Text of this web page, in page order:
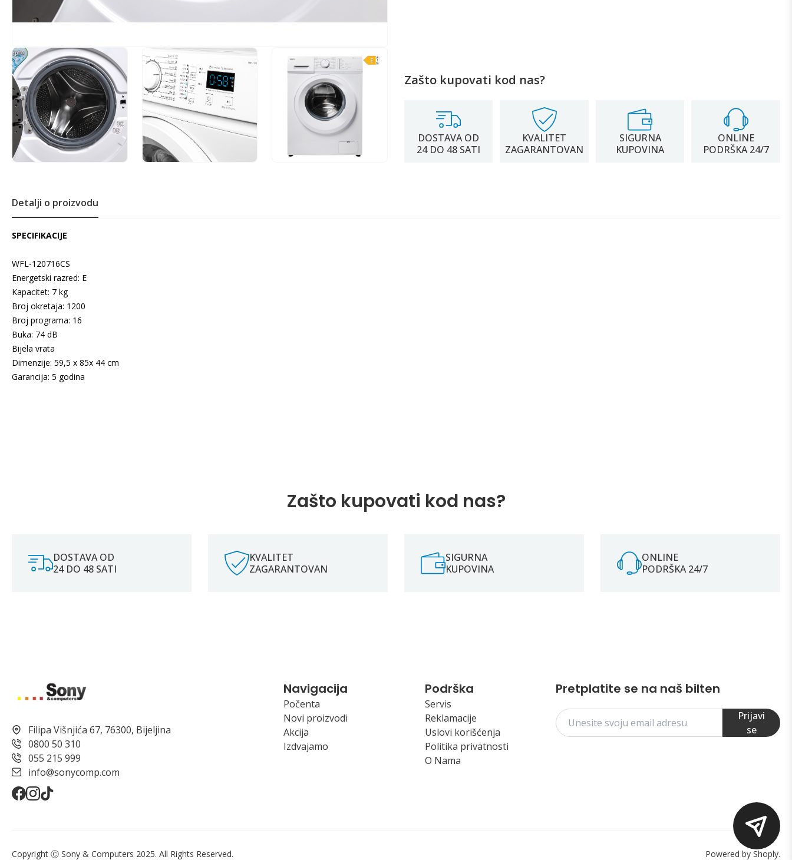
Zašto kupovati kod nas?
DOSTAVA OD
24 DO 48 SATI
KVALITET
ZAGARANTOVAN
SIGURNA
KUPOVINA
ONLINE
PODRŠKA 24/7
Detalji o proizvodu
SPECIFIKACIJE
WFL-120716CS
Energetski razred: E
Kapacitet: 7 kg
Broj okretaja: 1200
Broj programa: 16
Buka: 74 dB
Bijela vrata
Dimenzije: 59,5 x 85x 44 cm
Garancija: 5 godina
Zašto kupovati kod nas?
DOSTAVA OD
24 DO 48 SATI
KVALITET
ZAGARANTOVAN
SIGURNA
KUPOVINA
ONLINE
PODRŠKA 24/7
Filipa Višnjića 67, 76300, Bijeljina
0800 50 310
055 215 999
info@sonycomp.com
Navigacija
Počenta
Novi proizvodi
Akcija
Izdvajamo
Podrška
Servis
Reklamacije
Uslovi korišćenja
Politika privatnosti
O Nama
Pretplatite se na naš bilten
Prijavi
se
Copyright Ⓒ Sony & Computers 2025. All Rights Reserved. Powered by Shoply.